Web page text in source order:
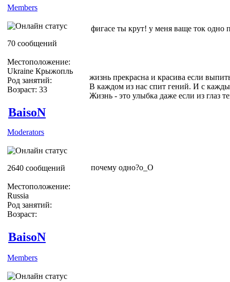
Members
70 сообщений
Местоположение:
Ukraine Крыжопль
Род занятий:
Возраст: 33
фигасе ты крут! у меня ваще ток одно
жизнь прекрасна и красива если
В каждом из нас спит гений. И с
Жизнь - это улыбка даже если из глаз
BaisoN
Moderators
2640 сообщений
Местоположение:
Russia
Род занятий:
Возраст:
почему одно?о_О
BaisoN
Members